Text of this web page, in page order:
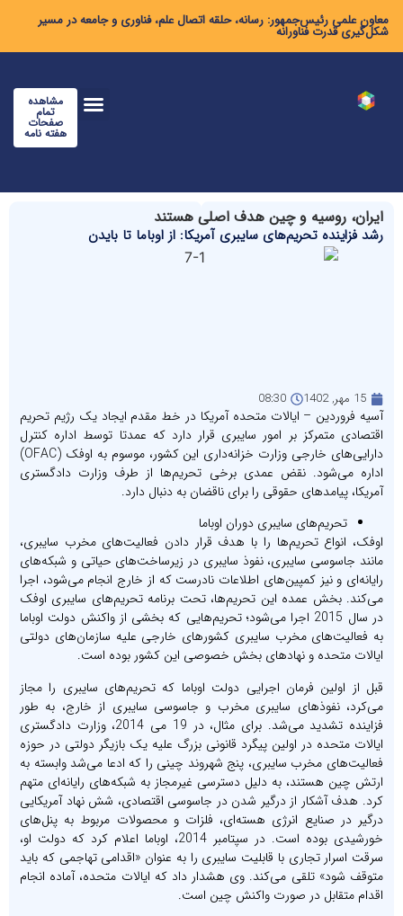
معاون علمی رئیس‌جمهور: رسانه، حلقه اتصال علم، فناوری و جامعه در مسیر
شکل‌گیری قدرت فناورانه
مشاهده
تمام
صفحات
هفته نامه
ایران، روسیه و چین هدف اصلی هستند
رشد فزاینده تحریم‌های سایبری آمریکا: از اوباما تا بایدن
15 مهر, 1402 08:30
آسیه فروردین – ایالات متحده آمریکا در خط مقدم ایجاد یک رژیم تحریم
اقتصادی متمرکز بر امور سایبری قرار دارد که عمدتا توسط اداره کنترل
دارایی‌های خارجی وزارت خزانه‌داری این کشور، موسوم به اوفک (OFAC)
اداره می‌شود. نقض عمدی برخی تحریم‌ها از طرف وزارت دادگستری
آمریکا، پیامدهای حقوقی را برای ناقضان به دنبال دارد.
تحریم‌های سایبری دوران اوباما
اوفک، انواع تحریم‌ها را با هدف قرار دادن فعالیت‌های مخرب سایبری،
مانند جاسوسی سایبری، نفوذ سایبری در زیرساخت‌های حیاتی و شبکه‌های
رایانه‌ای و نیز کمپین‌های اطلاعات نادرست که از خارج انجام می‌شود، اجرا
می‌کند. بخش عمده این تحریم‌ها، تحت برنامه تحریم‌های سایبری اوفک
در سال 2015 اجرا می‌شود؛ تحریم‌هایی که بخشی از واکنش دولت اوباما
به فعالیت‌های مخرب سایبری کشورهای خارجی علیه سازمان‌های دولتی
ایالات متحده و نهادهای بخش خصوصی این کشور بوده است.
قبل از اولین فرمان اجرایی دولت اوباما که تحریم‌های سایبری را مجاز
می‌کرد، نفوذهای سایبری مخرب و جاسوسی سایبری از خارج، به طور
فزاینده تشدید می‌شد. برای مثال، در 19 می 2014، وزارت دادگستری
ایالات متحده در اولین پیگرد قانونی بزرگ علیه یک بازیگر دولتی در حوزه
فعالیت‌های مخرب سایبری، پنج شهروند چینی را که ادعا می‌شد وابسته به
ارتش چین هستند، به دلیل دسترسی غیرمجاز به شبکه‌های رایانه‌ای متهم
کرد. هدف آشکار از درگیر شدن در جاسوسی اقتصادی، شش نهاد آمریکایی
درگیر در صنایع انرژی هسته‌ای، فلزات و محصولات مربوط به پنل‌های
خورشیدی بوده است. در سپتامبر 2014، اوباما اعلام کرد که دولت او،
سرقت اسرار تجاری با قابلیت سایبری را به عنوان «اقدامی تهاجمی که باید
متوقف شود» تلقی می‌کند. وی هشدار داد که ایالات متحده، آماده انجام
اقدام متقابل در صورت واکنش چین است.